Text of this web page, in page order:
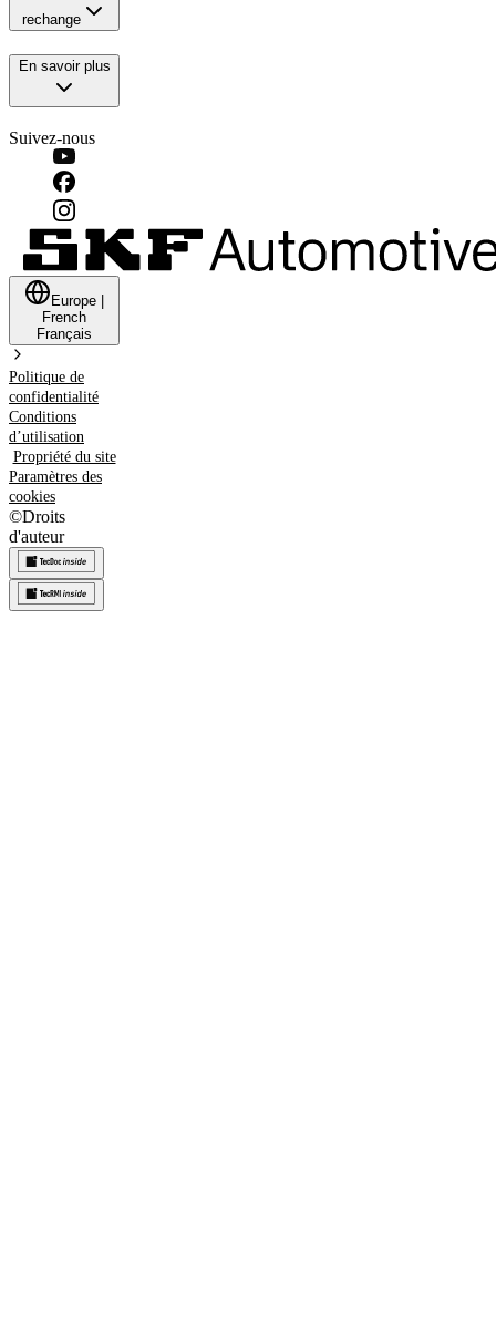
rechange
En savoir plus
Suivez-nous
Europe
French
Français
Politique de
confidentialité
Conditions
d’utilisation
Propriété du site
Paramètres des
cookies
©Droits
d'auteur